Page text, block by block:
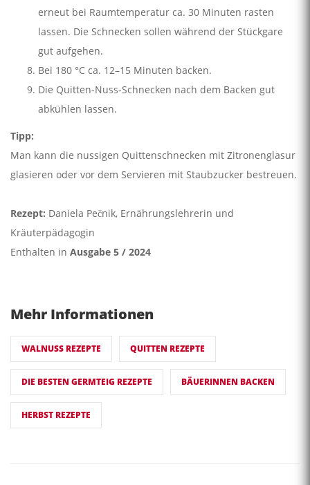
erneut bei Raumtemperatur ca. 30 Minuten rasten
lassen. Die Schnecken sollen während der Stückgare
gut aufgehen.
Bei 180 °C ca. 12–15 Minuten backen.
Die Quitten-Nuss-Schnecken nach dem Backen gut
abkühlen lassen.
Tipp:
Man kann die nussigen Quittenschnecken mit Zitronenglasur
glasieren oder vor dem Servieren mit Staubzucker bestreuen.
Rezept: Daniela Pečnik, Ernährungslehrerin und
Kräuterpädagogin
Enthalten in Ausgabe 5 / 2024
Mehr Informationen
WALNUSS REZEPTE QUITTEN REZEPTE
DIE BESTEN GERMTEIG REZEPTE BÄUERINNEN BACKEN
HERBST REZEPTE